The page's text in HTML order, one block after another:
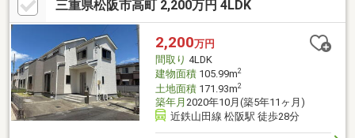
三重県松阪市高町 2,200万円 4LDK
2,200万円
間取り 4LDK
建物面積105.99m2
土地面積171.93m2
築年月 2020年10月(築5年11ヶ月)
近鉄山田線 松阪駅 徒歩28分